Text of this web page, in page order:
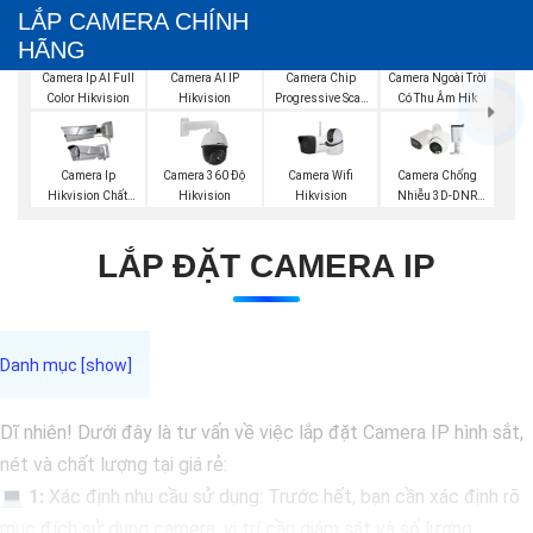
LẮP CAMERA CHÍNH
HÃNG
Camera Ip AI Full
Color Hikvision
Camera AI IP
Hikvision
Camera Chip
Progressive Scan
Camera Ngoài Trời
Có Thu Âm Hik
Camera Ip
Hikvision Chất
Camera 360 Độ
Hikvision
Camera Wifi
Hikvision
Camera Chống
Nhiễu 3D-DNR
LẮP ĐẶT CAMERA IP
Dĩ nhiên! Dưới đây là tư vấn về việc lắp đặt Camera IP hình sắt,
nét và chất lượng tại giá rẻ:
💻 1: Xác định nhu cầu sử dụng: Trước hết, bạn cần xác định rõ